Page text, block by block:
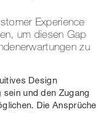
Experience
um diesen Gap
zu
Design
sein und den Zugang
Die Ansprüche